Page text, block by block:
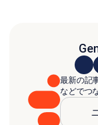
最新の記
などでつ